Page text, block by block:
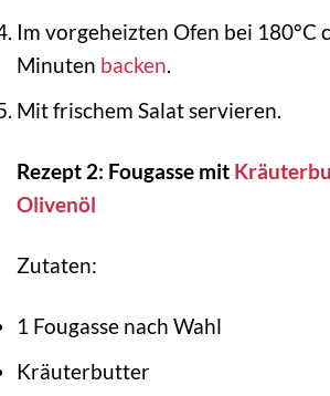
Im vorgeheizten Ofen bei 180°C
Minuten backen
Mit frischem Salat servieren.
Rezept 2: Fougasse mit
Olivenöl
Zutaten:
1 Fougasse nach Wahl
Kräuterbutter